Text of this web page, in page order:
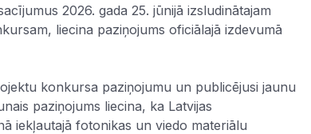
2026. gada 25. jūnijā izsludinātajam
liecina paziņojums oficiālajā izdevumā
konkursa paziņojumu un publicējusi jaunu
paziņojums liecina, ka Latvijas
iekļautajā fotonikas un viedo materiālu